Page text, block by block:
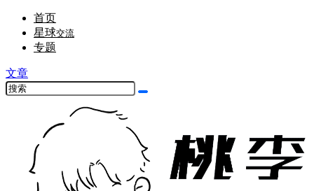
首页
星球交流
专题
文章